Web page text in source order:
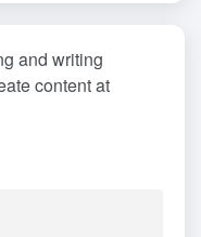
and writing
content at